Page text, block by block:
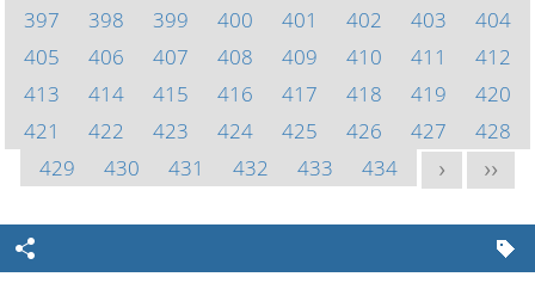
397
398 399 400 401 402 403
404
405
406 407 408 409 410 411
412
413
414 415 416 417 418 419
420
421
422 423 424 425 426 427
428
429
430 431 432 433 434 > >>